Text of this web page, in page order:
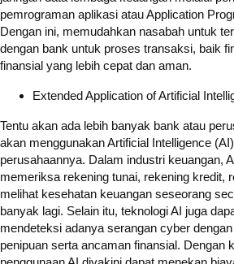
pemrograman aplikasi atau Application
Dengan ini, memudahkan nasabah untuk
dengan bank untuk proses transaksi, baik
finansial yang lebih cepat dan aman.
Extended Application of Artificial
Tentu akan ada lebih banyak bank atau
akan menggunakan Artificial Intelligence
perusahaannya. Dalam industri keuangan,
memeriksa rekening tunai, rekening kredit,
melihat kesehatan keuangan seseorang
banyak lagi. Selain itu, teknologi AI juga
mendeteksi adanya serangan cyber
penipuan serta ancaman finansial. Dengan